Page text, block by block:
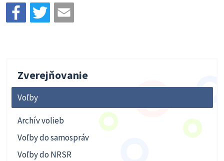
Zverejňovanie
Voľby
Archív volieb
Voľby do samospráv
Voľby do NRSR